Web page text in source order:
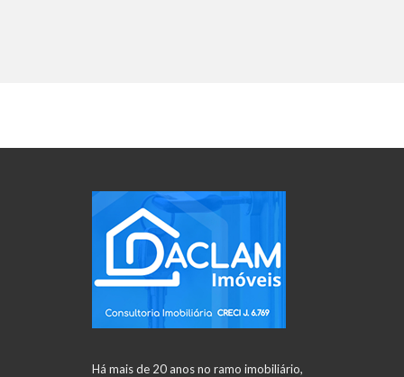
Há mais de 20 anos no ramo imobiliário,